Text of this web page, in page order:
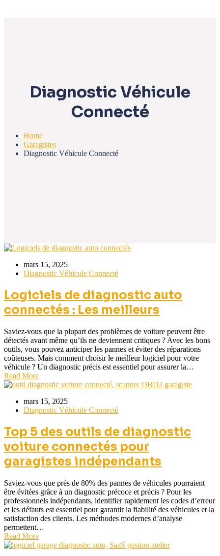
Diagnostic Véhicule
Connecté
Home
Garagistes
Diagnostic Véhicule Connecté
mars 15, 2025
Diagnostic Véhicule Connecté
Logiciels de diagnostic auto
connectés : Les meilleurs
Saviez-vous que la plupart des problèmes de voiture peuvent être
détectés avant même qu’ils ne deviennent critiques ? Avec les bons
outils, vous pouvez anticiper les pannes et éviter des réparations
coûteuses. Mais comment choisir le meilleur logiciel pour votre
véhicule ? Un diagnostic précis est essentiel pour assurer la…
Read More
mars 15, 2025
Diagnostic Véhicule Connecté
Top 5 des outils de diagnostic
voiture connectés pour
garagistes indépendants
Saviez-vous que près de 80% des pannes de véhicules pourraient
être évitées grâce à un diagnostic précoce et précis ? Pour les
professionnels indépendants, identifier rapidement les codes d’erreur
et les défauts est essentiel pour garantir la fiabilité des véhicules et la
satisfaction des clients. Les méthodes modernes d’analyse
permettent…
Read More